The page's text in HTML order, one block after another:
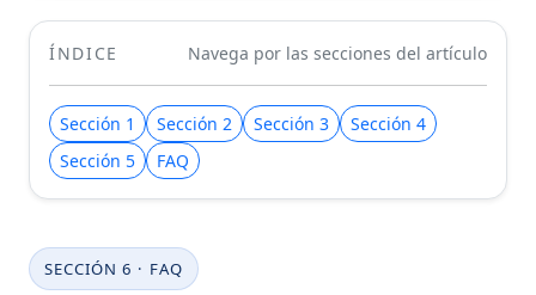
ÍNDICE Navega por las secciones del artículo
Sección 1 Sección 2 Sección 3
Sección 4
Sección 5
FAQ
SECCIÓN 6 · FAQ